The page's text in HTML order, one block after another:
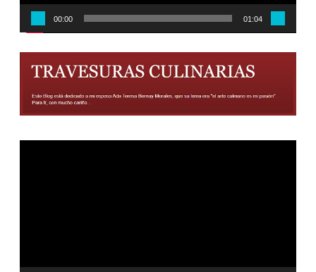
00:00 01:04
Reproductor